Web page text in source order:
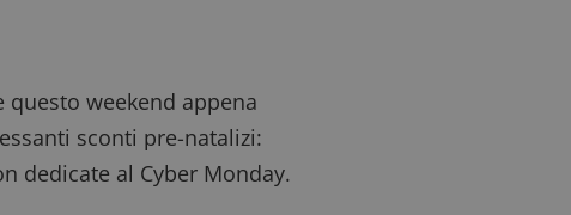
weekend appena
sconti pre-natalizi:
dedicate al Cyber Monday.